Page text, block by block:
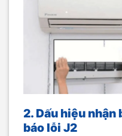
2. Dấu hiệu
báo lỗi J2